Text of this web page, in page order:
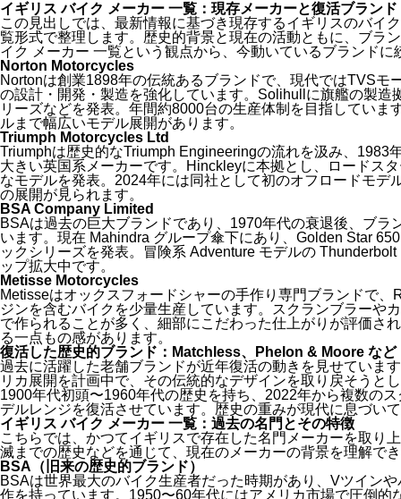
イギリス バイク メーカー 一覧：現存メーカーと復活ブランド
この見出しでは、最新情報に基づき現存するイギリスのバイ
覧形式で整理します。歴史的背景と現在の活動ともに、ブラ
イク メーカー 一覧という観点から、今動いているブランドに
Norton Motorcycles
Nortonは創業1898年の伝統あるブランドで、現代ではTVSモ
の設計・開発・製造を強化しています。Solihullに旗艦の製造
リーズなどを発表。年間約8000台の生産体制を目指していま
ルまで幅広いモデル展開があります。
Triumph Motorcycles Ltd
Triumphは歴史的なTriumph Engineeringの流れを汲み、1983
大きい英国系メーカーです。Hinckleyに本拠とし、ロードス
なモデルを発表。2024年には同社として初のオフロードモデ
の展開が見られます。
BSA Company Limited
BSAは過去の巨大ブランドであり、1970年代の衰退後、ブラ
います。現在 Mahindra グループ傘下にあり、Golden Star
ックシリーズを発表。冒険系 Adventure モデルの
ップ拡大中です。
Metisse Motorcycles
Metisseはオックスフォードシャーの手作り専門ブランドで
ジンを含むバイクを少量生産しています。スクランブラーや
で作られることが多く、細部にこだわった仕上がりが評価さ
る一点もの感があります。
復活した歴史的ブランド：Matchless、Phelon & Moore など
過去に活躍した老舗ブランドが近年復活の動きを見せていま
リカ展開を計画中で、その伝統的なデザインを取り戻そうと
1900年代初頭〜1960年代の歴史を持ち、2022年から複数の
デルレンジを復活させています。歴史の重みが現代に息づい
イギリス バイク メーカー 一覧：過去の名門とその特徴
こちらでは、かつてイギリスで存在した名門メーカーを取り
滅までの歴史などを通じて、現在のメーカーの背景を理解で
BSA（旧来の歴史的ブランド）
BSAは世界最大のバイク生産者だった時期があり、Vツイン
作を持っています。1950〜60年代にはアメリカ市場で圧倒的